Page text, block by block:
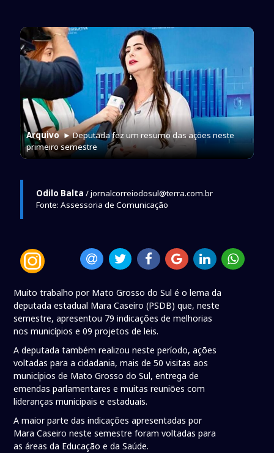
Arquivo► Deputada fez um resumo das ações neste
primeiro semestre
Odilo Balta / jornalcorreiodosul@terra.com.br
Fonte: Assessoria de Comunicação
Muito trabalho por Mato Grosso do Sul é o lema da
deputada estadual Mara Caseiro (PSDB) que, neste
semestre, apresentou 79 indicações de melhorias
nos municípios e 09 projetos de leis.
A deputada também realizou neste período, ações
voltadas para a cidadania, mais de 50 visitas aos
municípios de Mato Grosso do Sul, entrega de
emendas parlamentares e muitas reuniões com
lideranças municipais e estaduais.
A maior parte das indicações apresentadas por
Mara Caseiro neste semestre foram voltadas para
as áreas da Educação e da Saúde.